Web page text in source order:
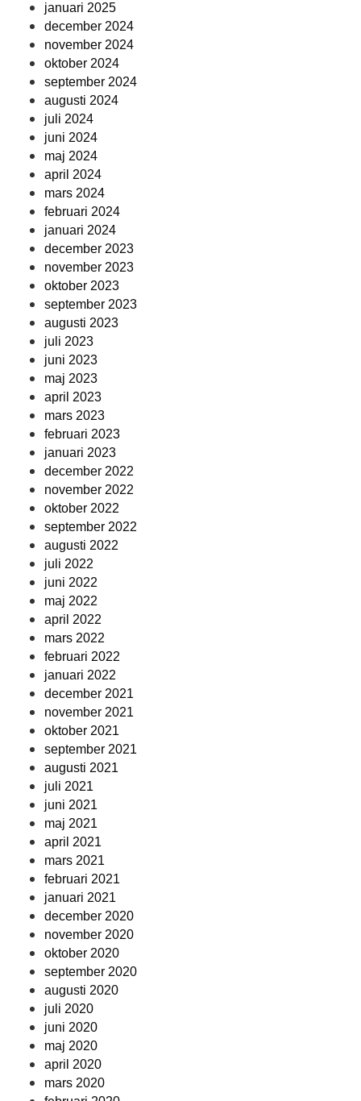
januari 2025
december 2024
november 2024
oktober 2024
september 2024
augusti 2024
juli 2024
juni 2024
maj 2024
april 2024
mars 2024
februari 2024
januari 2024
december 2023
november 2023
oktober 2023
september 2023
augusti 2023
juli 2023
juni 2023
maj 2023
april 2023
mars 2023
februari 2023
januari 2023
december 2022
november 2022
oktober 2022
september 2022
augusti 2022
juli 2022
juni 2022
maj 2022
april 2022
mars 2022
februari 2022
januari 2022
december 2021
november 2021
oktober 2021
september 2021
augusti 2021
juli 2021
juni 2021
maj 2021
april 2021
mars 2021
februari 2021
januari 2021
december 2020
november 2020
oktober 2020
september 2020
augusti 2020
juli 2020
juni 2020
maj 2020
april 2020
mars 2020